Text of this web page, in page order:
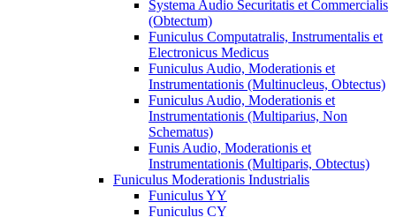
Systema Audio Securitatis et Commercialis
(Obtectum)
Funiculus Computatralis, Instrumentalis et
Electronicus Medicus
Funiculus Audio, Moderationis et
Instrumentationis (Multinucleus, Obtectus)
Funiculus Audio, Moderationis et
Instrumentationis (Multiparius, Non
Schematus)
Funis Audio, Moderationis et
Instrumentationis (Multiparis, Obtectus)
Funiculus Moderationis Industrialis
Funiculus YY
Funiculus CY